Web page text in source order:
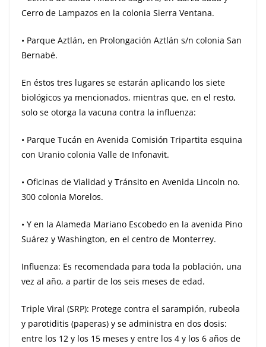
Cerro de Lampazos en la colonia Sierra Ventana.
• Parque Aztlán, en Prolongación Aztlán s/n colonia San
Bernabé.
En éstos tres lugares se estarán aplicando los siete
biológicos ya mencionados, mientras que, en el resto,
solo se otorga la vacuna contra la influenza:
• Parque Tucán en Avenida Comisión Tripartita esquina
con Uranio colonia Valle de Infonavit.
• Oficinas de Vialidad y Tránsito en Avenida Lincoln no.
300 colonia Morelos.
• Y en la Alameda Mariano Escobedo en la avenida Pino
Suárez y Washington, en el centro de Monterrey.
Influenza: Es recomendada para toda la población, una
vez al año, a partir de los seis meses de edad.
Triple Viral (SRP): Protege contra el sarampión, rubeola
y parotiditis (paperas) y se administra en dos dosis:
entre los 12 y los 15 meses y entre los 4 y los 6 años de